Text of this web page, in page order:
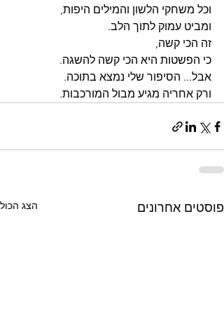
וכל משחקי הלשון והמילים היפות,
ומביט עמוק לתוך הלב.
זה הכי קשה,
כי הפשטות היא הכי קשה להשגה.
אבל... הסיפור שלי נמצא בתוכה.
ורק אחריה מגיע מבול המורכבות.
פוסטים אחרונים הצג הכול